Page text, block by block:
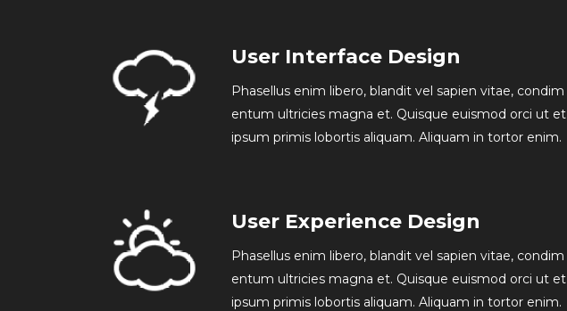
User Interface Design
Phasellus enim libero, blandit vel sapien vitae, condim
entum ultricies magna et. Quisque euismod orci ut et
ipsum primis lobortis aliquam. Aliquam in tortor enim.
User Experience Design
Phasellus enim libero, blandit vel sapien vitae, condim
entum ultricies magna et. Quisque euismod orci ut et
ipsum primis lobortis aliquam. Aliquam in tortor enim.